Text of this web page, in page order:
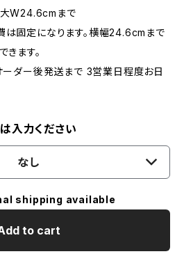
大W24.6cmまで
固定になります。横幅24.6cmまで
きます。
ーダー後発送まで 3営業日程度お日
入力ください
なし
shipping available
to cart